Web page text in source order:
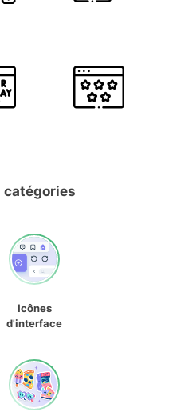
catégories
Icônes
d'interface